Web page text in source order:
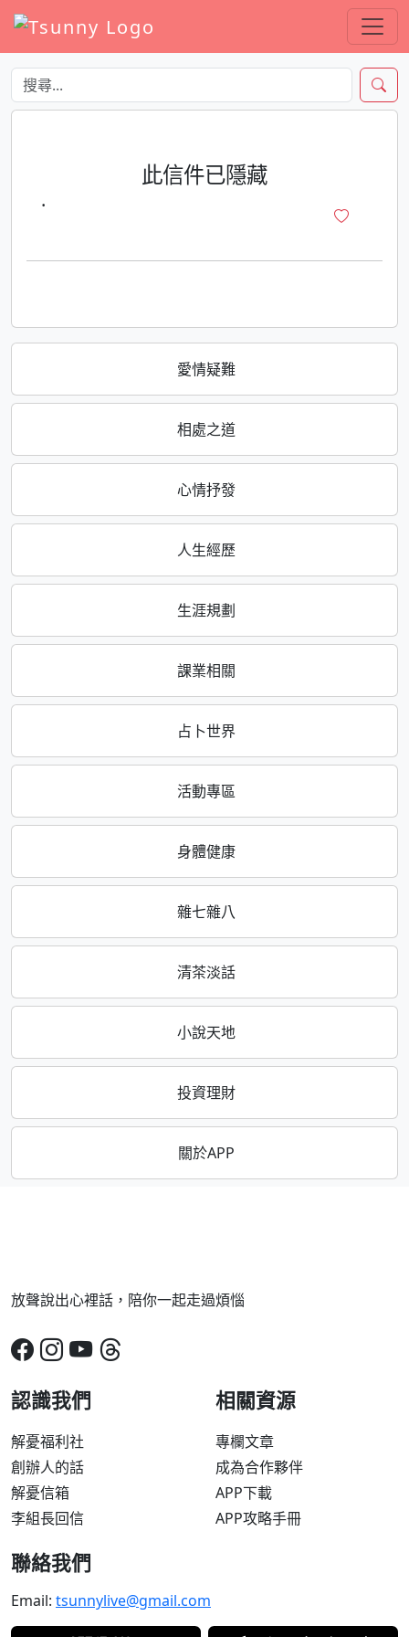
愛情疑難
相處之道
心情抒發
人生經歷
生涯規劃
課業相關
占卜世界
活動專區
身體健康
雜七雜八
清茶淡話
小說天地
投資理財
關於APP
此信件已隱藏
·
放聲說出心裡話，陪你一起走過煩惱
認識我們
解憂福利社
創辦人的話
解憂信箱
李組長回信
相關資源
專欄文章
成為合作夥伴
APP下載
APP攻略手冊
聯絡我們
Email: tsunnylive@gmail.com